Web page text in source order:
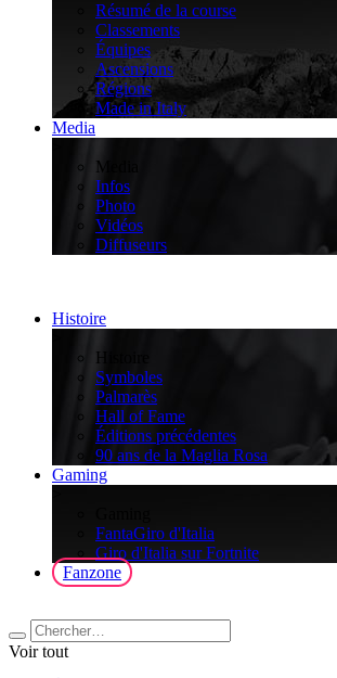
Résumé de la course
Classements
Équipes
Ascensions
Régions
Made in Italy
Media
Media
Infos
Photo
Vidéos
Diffuseurs
Histoire
Histoire
Symboles
Palmarès
Hall of Fame
Éditions précédentes
90 ans de la Maglia Rosa
Gaming
FantaGiro d'Italia
Giro d'Italia sur Fortnite
Fanzone
Voir tout